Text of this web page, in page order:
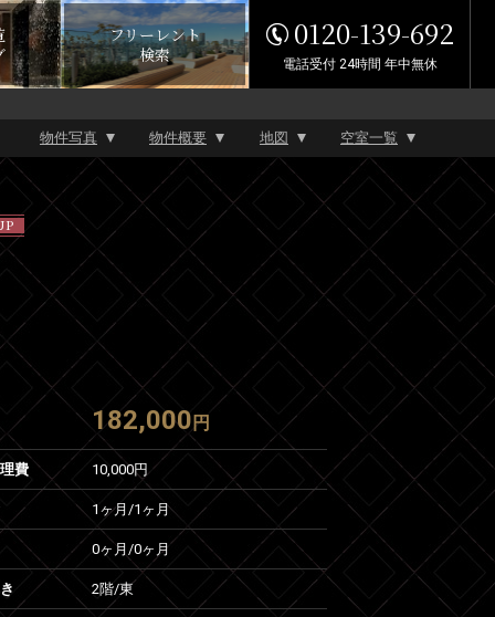
フリーレント
検索
0120-139-692
電話受付 24時間 年中無休
物件写真 物件概要 地図 空室一覧
182,000 円
費 10,000円
1ヶ月 /1ヶ月
0ヶ月 /0ヶ月
2階/東